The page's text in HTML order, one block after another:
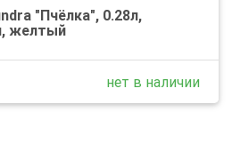
"Пчёлка", 0.28л,
желтый
нет в наличии